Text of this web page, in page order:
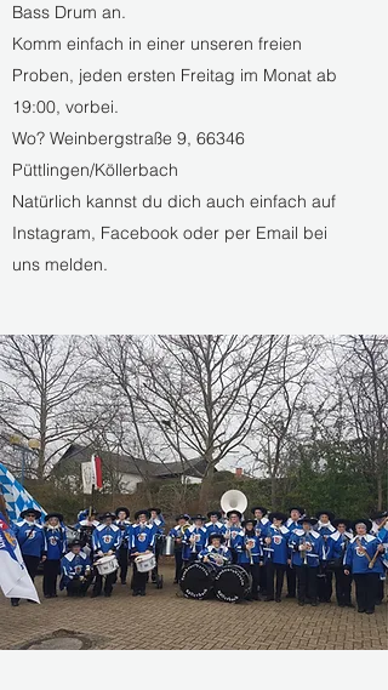
Bass Drum an.
Komm einfach in einer unseren freien
Proben, jeden ersten Freitag im Monat ab
19:00, vorbei.
Wo? Weinbergstraße 9, 66346
Püttlingen/Köllerbach
Natürlich kannst du dich auch einfach auf
Instagram, Facebook oder per Email bei
uns melden.